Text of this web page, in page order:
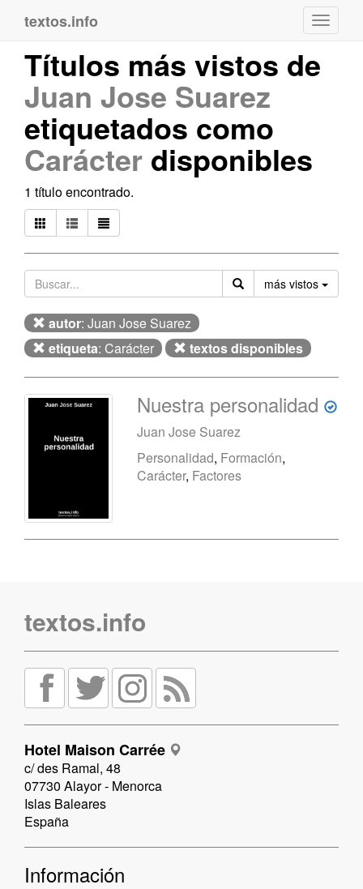
textos.info
Títulos más vistos de
Juan Jose Suarez
etiquetados como
Carácter disponibles
1 título encontrado.
más vistos
autor: Juan Jose Suarez
etiqueta: Carácter textos disponibles
Nuestra personalidad
Juan Jose Suarez
Personalidad, Formación,
Carácter, Factores
textos.info
Hotel Maison Carrée
c/ des Ramal, 48
07730 Alayor - Menorca
Islas Baleares
España
Información